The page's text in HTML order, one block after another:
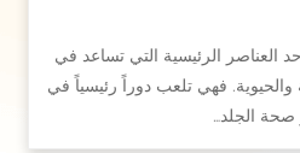
أحد العناصر الرئيسية التي تساعد في
فهي تلعب دوراً رئيسياً في
صحة الجلد…